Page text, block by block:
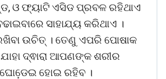
ଓ ଫ୍ୟାଟି ଏସିଡ ପ୍ରବଳ ରହିଥାଏ
ସାହାଯ୍ୟ କରିଥାଏ ।
ଉଚିତ୍ । ତେଣୁ ଏପରି ପୋଷାକ
ଦ୍ଵାରା ଆପଣଙ୍କ ଶରୀର
ଘୋଡେ଼ଇ ହୋଇ ରହିବ ।